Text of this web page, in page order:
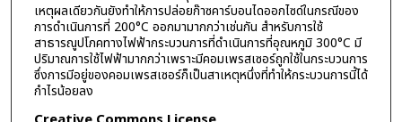
เหตุผลเดียวกันยังทำให้การปล่อยก๊าซคาร์บอนไดออกไซด์ในกรณีของ
การดำเนินการที่ 200°C ออกมามากกว่าเช่นกัน สำหรับการใช้
สาธารณูปโภคทางไฟฟ้ากระบวนการที่ดำเนินการที่อุณหภูมิ 300°C มี
ปริมาณการใช้ไฟฟ้ามากกว่าเพราะมีคอมเพรสเซอร์ถูกใช้ในกระบวนการ
ซึ่งการมีอยู่ของคอมเพรสเซอร์ก็เป็นสาเหตุหนึ่งที่ทำให้กระบวนการนี้ได้
กำไรน้อยลง